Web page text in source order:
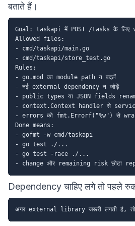
बताते हैं।
Goal: taskapi में POST /tasks के लिए
Allowed files:
- cmd/taskapi/main.go
- cmd/taskapi/store_test.go
Rules:
- go.mod का module path न बदलें
- नई external dependency न जोड़ें
- public types या JSON fields
- context.Context handler से
- errors को fmt.Errorf("%w") से
Done means:
- gofmt -w cmd/taskapi
- go test ./...
- go test -race ./...
Dependency चाहिए लगे तो पहले